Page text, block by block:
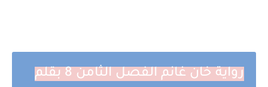
رواية خان غانم الفصل الثامن 8 بقلم